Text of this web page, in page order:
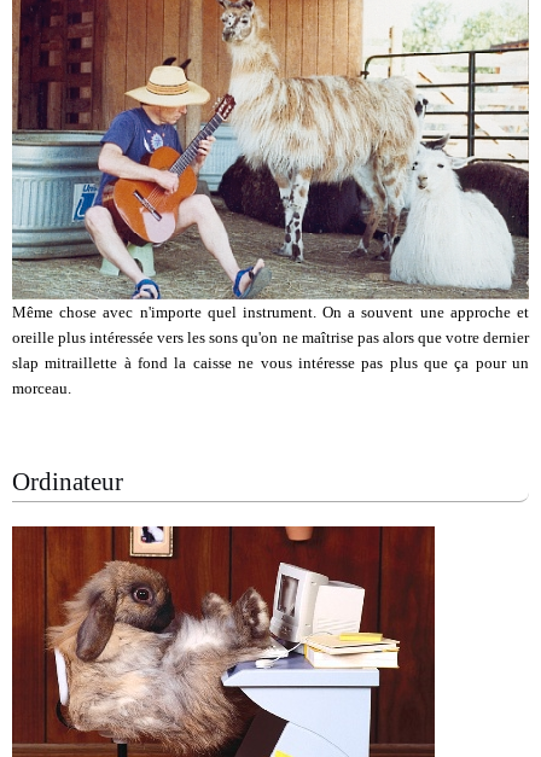
Même chose avec n'importe quel instrument. On a souvent une approche et
oreille plus intéressée vers les sons qu'on ne maîtrise pas alors que votre dernier
slap mitraillette à fond la caisse ne vous intéresse pas plus que ça pour un
morceau.
Ordinateur